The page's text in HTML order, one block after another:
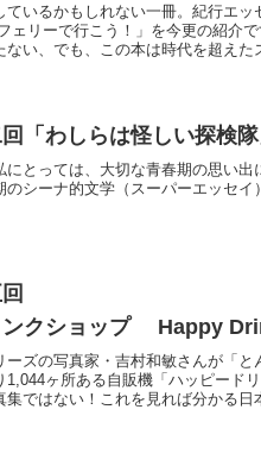
ているかもしれない一冊。紀行エ
い、でも、この本は時代を超えた
「わしらは怪しい探検隊
にとっては、大切な青春期の思い
のシーナ的文学（スーパーエッセ
ンクショップ Happy
ーズの写真家・吉村和敏さんが「
1,044ヶ所ある自販機「ハッピード
ではない！これを見れば分かる日